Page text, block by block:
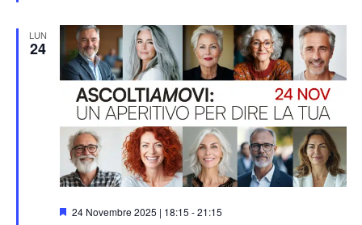
LUN
24
S
24 Novembre 2025 | 18:15 -21:15